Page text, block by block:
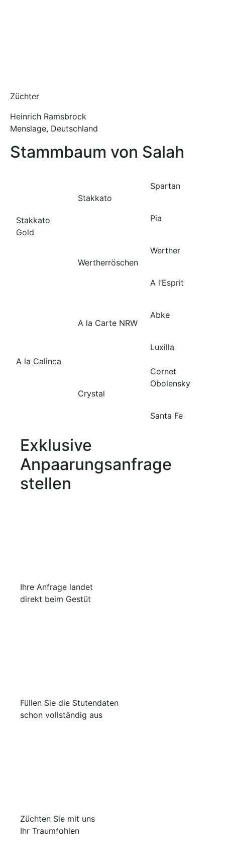
Züchter
Heinrich Ramsbrock
Menslage, Deutschland
Stammbaum von Salah
Stakkato
Gold
Stakkato
Spartan
Pia
Wertherröschen
Werther
A l’Esprit
A la Calinca
A la Carte NRW
Abke
Luxilla
Crystal
Cornet
Obolensky
Santa Fe
Exklusive
Anpaarungsanfrage
stellen
Ihre Anfrage landet
direkt beim Gestüt
Füllen Sie die Stutendaten
schon vollständig aus
Züchten Sie mit uns
Ihr Traumfohlen